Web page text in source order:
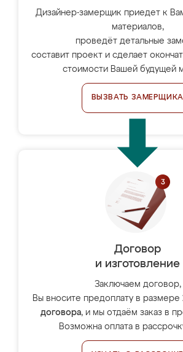
Дизайнер-замерщик приедет к
материалов,
проведёт детальные
составит проект и сделает
стоимости Вашей будущей
ВЫЗВАТЬ ЗАМЕРЩИКА
Договор
и изготовление
Заключаем договор,
Вы вносите предоплату в размере
договора, и мы отдаём заказ в
Возможна оплата в